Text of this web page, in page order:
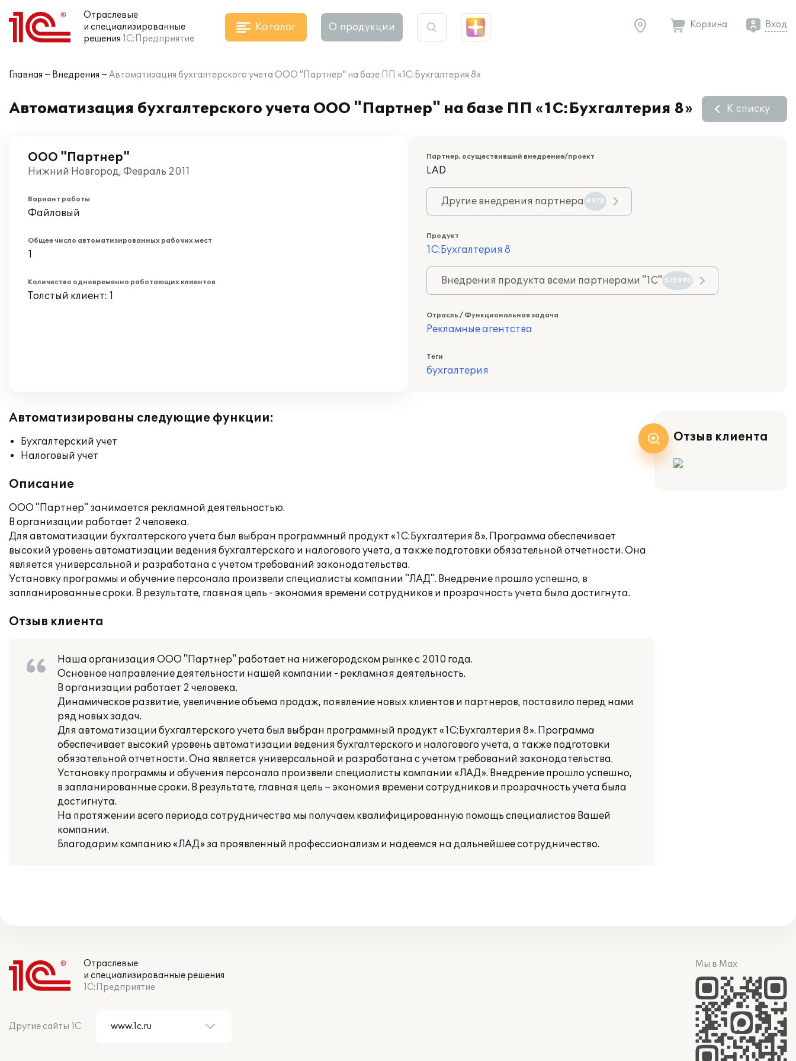
Отраслевые
и специализированные
решения 1С:Предприятие
Каталог О продукции Корзина Вход
Главная Внедрения Автоматизация бухгалтерского учета ООО "Партнер" на базе ПП «1С:Бухгалтерия 8»
Автоматизация бухгалтерского учета ООО "Партнер" на базе ПП «1С:Бухгалтерия 8» К списку
ООО "Партнер"
Нижний Новгород, Февраль 2011
Вариант работы
Файловый
Общее число автоматизированных рабочих мест
1
Количество одновременно работающих клиентов
Толстый клиент: 1
Партнер, осуществивший внедрение/проект
LAD
Другие внедрения партнера 4978
Продукт
1С:Бухгалтерия 8
Внедрения продукта всеми партнерами "1С" 575993
Отрасль / Функциональная задача
Рекламные агентства
Теги
бухгалтерия
Автоматизированы следующие функции:
Бухгалтерский учет
Налоговый учет
Описание
ООО "Партнер" занимается рекламной деятельностью.
В организации работает 2 человека.
Для автоматизации бухгалтерского учета был выбран программный продукт «1С:Бухгалтерия 8». Программа обеспечивает
высокий уровень автоматизации ведения бухгалтерского и налогового учета, а также подготовки обязательной отчетности. Она
является универсальной и разработана с учетом требований законодательства.
Установку программы и обучение персонала произвели специалисты компании "ЛАД". Внедрение прошло успешно, в
запланированные сроки. В результате, главная цель - экономия времени сотрудников и прозрачность учета была достигнута.
Отзыв клиента
Наша организация ООО "Партнер" работает на нижегородском рынке с 2010 года.
Основное направление деятельности нашей компании - рекламная деятельность.
В организации работает 2 человека.
Динамическое развитие, увеличение объема продаж, появление новых клиентов и партнеров, поставило перед нами
ряд новых задач.
Для автоматизации бухгалтерского учета был выбран программный продукт «1С:Бухгалтерия 8». Программа
обеспечивает высокий уровень автоматизации ведения бухгалтерского и налогового учета, а также подготовки
обязательной отчетности. Она является универсальной и разработана с учетом требований законодательства.
Установку программы и обучения персонала произвели специалисты компании «ЛАД». Внедрение прошло успешно,
в запланированные сроки. В результате, главная цель – экономия времени сотрудников и прозрачность учета была
достигнута.
На протяжении всего периода сотрудничества мы получаем квалифицированную помощь специалистов Вашей
компании.
Благодарим компанию «ЛАД» за проявленный профессионализм и надеемся на дальнейшее сотрудничество.
Отзыв клиента
Отраслевые
и специализированные решения
1С:Предприятие
Другие сайты 1С
Мы в Max